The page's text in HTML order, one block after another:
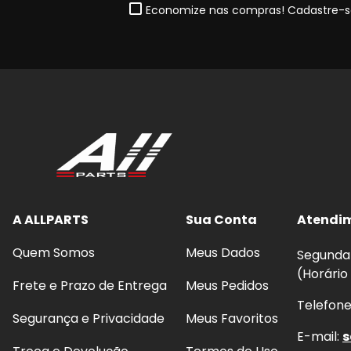
Economize nas compras!
A ALLPARTS
Quem Somos
Frete e Prazo de Entrega
Segurança e Privacidade
Sua Conta
Meus Dados
Meus Pedidos
Meus Favoritos
E-mail: